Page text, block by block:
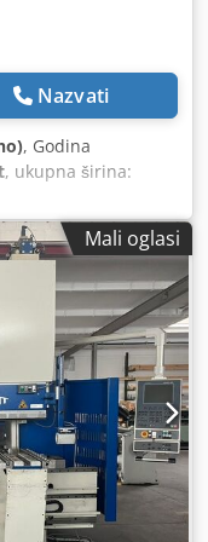
Nazvati
, Godina
, ukupna širina:
, pomak osi Z:2.310
Trumatic
je 1998.
savijanja od
i dubinu grla od
savijanja,
V130 preši za
nas za više
2.690 mm • Grlo:
montaže: 385 mm
• Radna visina:
s • Radna brzina:
• Hod: 215 mm
Mali oglasi